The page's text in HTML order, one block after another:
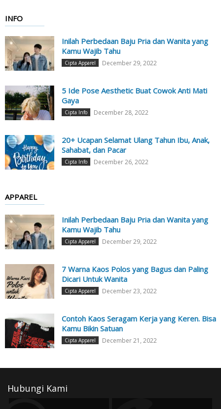
INFO
Inilah Perbedaan Baju Pria dan Wanita yang
Kamu Wajib Tahu
Cipta Apparel December 29, 2022
5 Ide Pose Aesthetic Buat Cowok Anti Mati
Gaya
Cipta Info December 28, 2022
20+ Ucapan Selamat Ulang Tahun Ibu, Anak,
Sahabat, dan Pacar
Cipta Info December 26, 2022
APPAREL
Inilah Perbedaan Baju Pria dan Wanita yang
Kamu Wajib Tahu
Cipta Apparel December 29, 2022
7 Warna Kaos Polos yang Bagus dan Paling
Dicari Untuk Wanita
Cipta Apparel December 23, 2022
Contoh Kaos Seragam Kerja yang Keren. Bisa
Kamu Bikin Satuan
Cipta Apparel December 21, 2022
Hubungi Kami